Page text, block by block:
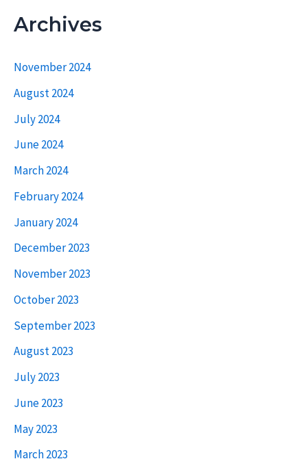
Archives
November 2024
August 2024
July 2024
June 2024
March 2024
February 2024
January 2024
December 2023
November 2023
October 2023
September 2023
August 2023
July 2023
June 2023
May 2023
March 2023